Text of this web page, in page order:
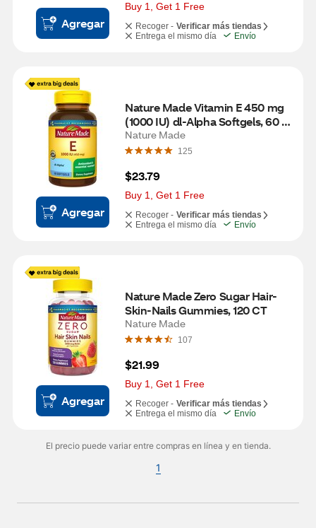
Agregar
Buy 1, Get 1 Free
Recoger - Verificar más tiendas
Entrega el mismo día
Envío
Agregar
Nature Made Vitamin E 450 mg
(1000 IU) dl-Alpha Softgels, 60
CT
Nature Made
125
$23.79
Buy 1, Get 1 Free
Recoger - Verificar más tiendas
Entrega el mismo día
Envío
Agregar
Nature Made Zero Sugar Hair-
Skin-Nails Gummies, 120 CT
Nature Made
107
$21.99
Buy 1, Get 1 Free
Recoger - Verificar más tiendas
Entrega el mismo día
Envío
El precio puede variar entre compras en línea y en tienda.
1